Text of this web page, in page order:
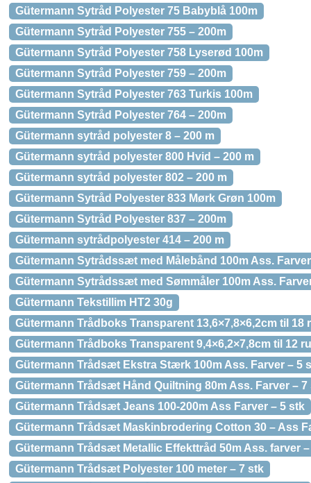
Gütermann Sytråd Polyester 75 Babyblå 100m
Gütermann Sytråd Polyester 755 – 200m
Gütermann Sytråd Polyester 758 Lyserød 100m
Gütermann Sytråd Polyester 759 – 200m
Gütermann Sytråd Polyester 763 Turkis 100m
Gütermann Sytråd Polyester 764 – 200m
Gütermann sytråd polyester 8 – 200 m
Gütermann sytråd polyester 800 Hvid – 200 m
Gütermann sytråd polyester 802 – 200 m
Gütermann Sytråd Polyester 833 Mørk Grøn 100m
Gütermann Sytråd Polyester 837 – 200m
Gütermann sytrådpolyester 414 – 200 m
Gütermann Sytrådssæt med Målebånd 100m Ass.
Gütermann Sytrådssæt med Sømmåler 100m Ass.
Gütermann Tekstillim HT2 30g
Gütermann Trådboks Transparent 13,6×7,8×6,2cm til 18
Gütermann Trådboks Transparent 9,4×6,2×7,8cm til 12
Gütermann Trådsæt Ekstra Stærk 100m Ass. Farver – 5
Gütermann Trådsæt Hånd Quiltning 80m Ass. Farver – 7
Gütermann Trådsæt Jeans 100-200m Ass Farver – 5 stk
Gütermann Trådsæt Maskinbrodering Cotton 30 – Ass
Gütermann Trådsæt Metallic Effekttråd 50m Ass. farver
Gütermann Trådsæt Polyester 100 meter – 7 stk